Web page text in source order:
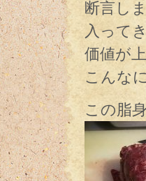
断言し
入って
価値が
こんな
この脂